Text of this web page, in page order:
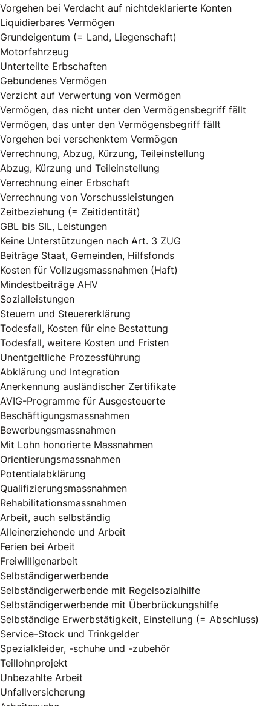
Vorgehen bei Verdacht auf nichtdeklarierte Konten
Liquidierbares Vermögen
Grundeigentum (= Land, Liegenschaft)
Motorfahrzeug
Unterteilte Erbschaften
Gebundenes Vermögen
Verzicht auf Verwertung von Vermögen
Vermögen, das nicht unter den Vermögensbegriff fällt
Vermögen, das unter den Vermögensbegriff fällt
Vorgehen bei verschenktem Vermögen
Verrechnung, Abzug, Kürzung, Teileinstellung
Abzug, Kürzung und Teileinstellung
Verrechnung einer Erbschaft
Verrechnung von Vorschussleistungen
Zeitbeziehung (= Zeitidentität)
GBL bis SIL, Leistungen
Keine Unterstützungen nach Art. 3 ZUG
Beiträge Staat, Gemeinden, Hilfsfonds
Kosten für Vollzugsmassnahmen (Haft)
Mindestbeiträge AHV
Sozialleistungen
Steuern und Steuererklärung
Todesfall, Kosten für eine Bestattung
Todesfall, weitere Kosten und Fristen
Unentgeltliche Prozessführung
Abklärung und Integration
Anerkennung ausländischer Zertifikate
AVIG-Programme für Ausgesteuerte
Beschäftigungsmassnahmen
Bewerbungsmassnahmen
Mit Lohn honorierte Massnahmen
Orientierungsmassnahmen
Potentialabklärung
Qualifizierungsmassnahmen
Rehabilitationsmassnahmen
Arbeit, auch selbständig
Alleinerziehende und Arbeit
Ferien bei Arbeit
Freiwilligenarbeit
Selbständigerwerbende
Selbständigerwerbende mit Regelsozialhilfe
Selbständigerwerbende mit Überbrückungshilfe
Selbständige Erwerbstätigkeit, Einstellung (= Abschluss)
Service-Stock und Trinkgelder
Spezialkleider, -schuhe und -zubehör
Teillohnprojekt
Unbezahlte Arbeit
Unfallversicherung